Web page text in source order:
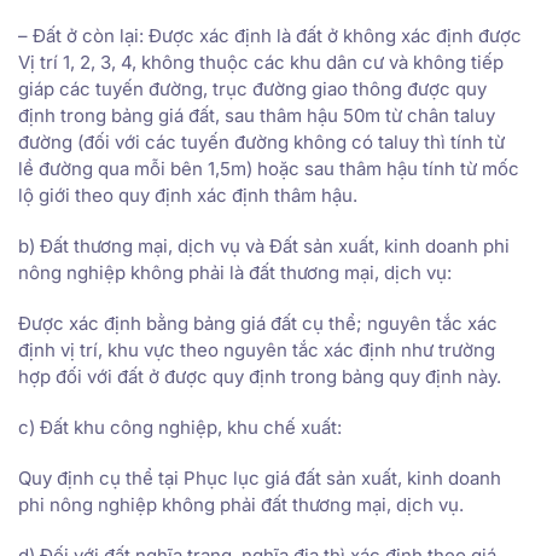
– Đất ở còn lại: Được xác định là đất ở không xác định được
Vị trí 1, 2, 3, 4, không thuộc các khu dân cư và không tiếp
giáp các tuyến đường, trục đường giao thông được quy
định trong bảng giá đất, sau thâm hậu 50m từ chân taluy
đường (đối với các tuyến đường không có taluy thì tính từ
lề đường qua mỗi bên 1,5m) hoặc sau thâm hậu tính từ mốc
lộ giới theo quy định xác định thâm hậu.
b) Đất thương mại, dịch vụ và Đất sản xuất, kinh doanh phi
nông nghiệp không phải là đất thương mại, dịch vụ:
Được xác định bằng bảng giá đất cụ thể; nguyên tắc xác
định vị trí, khu vực theo nguyên tắc xác định như trường
hợp đối với đất ở được quy định trong bảng quy định này.
c) Đất khu công nghiệp, khu chế xuất:
Quy định cụ thể tại Phục lục giá đất sản xuất, kinh doanh
phi nông nghiệp không phải đất thương mại, dịch vụ.